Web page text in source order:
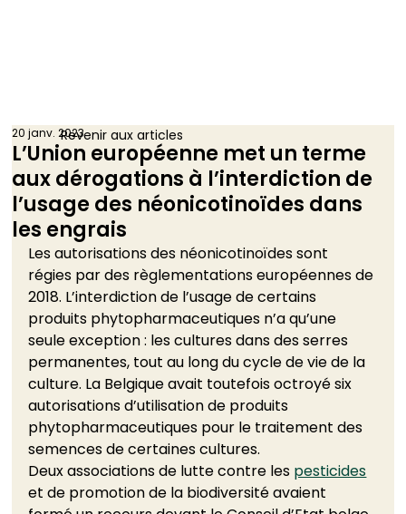
L’Union européenne met un terme
aux dérogations à l’interdiction de
l’usage des néonicotinoïdes dans
les engrais
20 janv. 2023
Les autorisations des néonicotinoïdes sont
régies par des règlementations européennes de
2018. L’interdiction de l’usage de certains
produits phytopharmaceutiques n’a qu’une
seule exception : les cultures dans des serres
permanentes, tout au long du cycle de vie de la
culture. La Belgique avait toutefois octroyé six
autorisations d’utilisation de produits
phytopharmaceutiques pour le traitement des
semences de certaines cultures.
Deux associations de lutte contre les pesticides
et de promotion de la biodiversité avaient
Revenir aux articles